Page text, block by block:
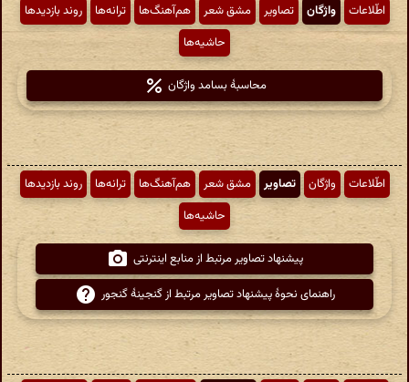
اطّلاعات واژگان تصاویر مشق شعر هم‌آهنگ‌ها ترانه‌ها
روند بازدیدها
حاشیه‌ها
محاسبهٔ بسامد واژگان
اطّلاعات واژگان تصاویر مشق شعر هم‌آهنگ‌ها ترانه‌ها
روند بازدیدها
حاشیه‌ها
پیشنهاد تصاویر مرتبط از منابع اینترنتی
راهنمای نحوهٔ پیشنهاد تصاویر مرتبط از گنجینهٔ گنجور